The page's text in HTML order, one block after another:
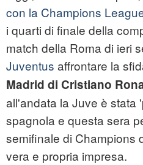
con la Champions
i quarti di finale della
match della Roma di ieri
Juventus affrontare la
Madrid di Cristiano
all'andata la Juve è stata
spagnola e questa sera
semifinale di Champions
vera e propria impresa.